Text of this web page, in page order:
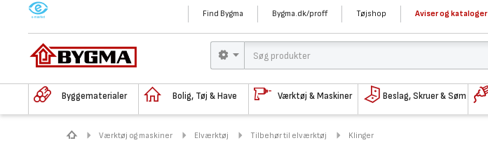
M Find Bygma Bygma.dk/proff Tøjshop Aviser og kataloger
Byggematerialer Bolig, Tøj & Have Værktøj & Maskiner Beslag, Skruer & Søm
Værktøj og maskiner Elværktøj Tilbehør til elværktøj Klinger